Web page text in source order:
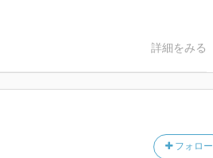
詳細をみる
フォロー